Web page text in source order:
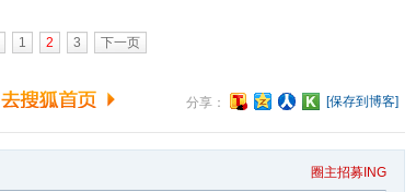
1 2 3 下一页
分享： [保存到博客]
圈主招募ING